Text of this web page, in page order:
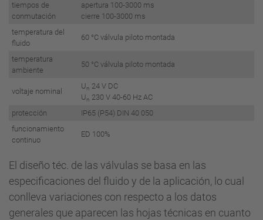
tiempos de
conmutación
apertura 100-3000 ms
cierre 100-3000 ms
temperatura del
fluido
60 °C válvula piloto montada
temperatura
ambiente
50 °C válvula piloto montada
voltaje nominal
Un 24 V DC
Un 230 V 40-60 Hz AC
protección
IP65 (P54) DIN 40 050
funcionamiento
continuo
ED 100%
El diseño téc. de las válvulas se basa en las
especificaciones del fluido y de la aplicación, lo cual
conlleva variaciones con respecto a los datos
generales que aparecen las hojas técnicas en cuanto